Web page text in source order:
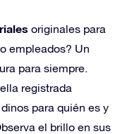
originales para
empleados? Un
para siempre.
registrada
para quién es y
el brillo en sus